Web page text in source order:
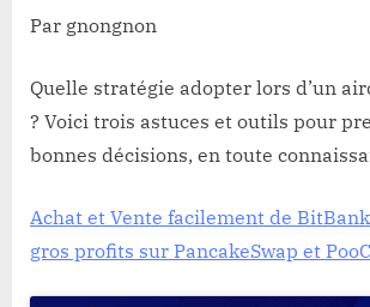
Par gnongnon
Quelle stratégie adopter lors d’un
? Voici trois astuces et outils pour
bonnes décisions, en toute
Achat et Vente facilement de
gros profits sur PancakeSwap et